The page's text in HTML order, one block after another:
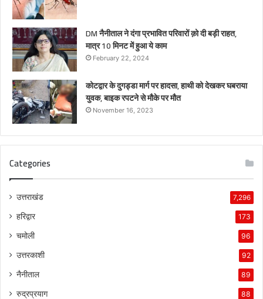
DM नैनीताल ने दंगा प्रभावित परिवारों क़ो दी बड़ी राहत,
मात्र 10 मिनट में हुआ ये काम
February 22, 2024
कोटद्वार के दुगड्डा मार्ग पर हादसा, हाथी को देखकर घबराया
युवक, बाइक रपटने से मौके पर मौत
November 16, 2023
Categories
उत्तराखंड 7,296
हरिद्वार 173
चमोली 96
उत्तरकाशी 92
नैनीताल 89
रुद्रप्रयाग 88